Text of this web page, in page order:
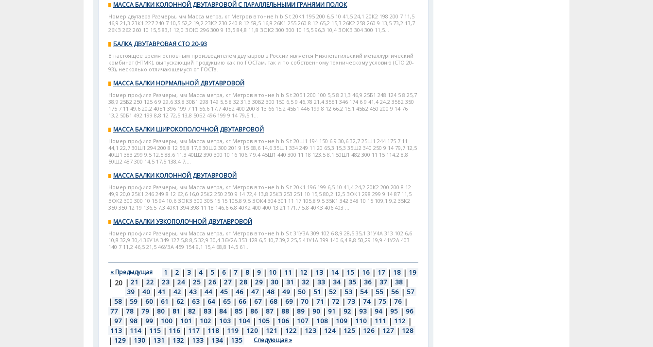
МАССА БАЛКИ КОЛОННОЙ ДВУТАВРОВОЙ С ПАРАЛЛЕЛЬНЫМИ ГРАНЯМИ ПОЛОК
Номер двутавра Размеры, мм Масса метра, кг Метров в тонне h b S t 20К1 195 200 6,5 10 41,5 24,1 20К2 198 200 7 11,5
46,9 21,3 23К1 227 240 7 10,5 52,2 19,2 23К2 230 240 8 12 59,5 16,8 26К1 255 260 8 12 65,2 15,3 26К2 258 260 9 13,5 73,2 13,7
26КЗ 262 260 10 15,5 83,1 12,0 ЗОЮ 296 300 9 13,5 84,8 11,8 ЗОК2 300 300 10 15,5 96,3 10,4 ЗОКЗ 304 300 11,5...
БАЛКА ДВУТАВРОВАЯ СТО 20-93
В настоящее время основным производителем двутавров в России является Нижнетагильский металлургический
комбинат (НТМК), выпускающий продукцию как по ГОСТам, так и по собственному техническому условию (СТО 20-
93), несколько отличающемуся от ГОСТа.
МАССА БАЛКИ НОРМАЛЬНОЙ ДВУТАВРОВОЙ
Номер профиля Размеры, мм Масса метра, кг Метров в тонне h b S t 20Б1 200 100 5,5 8 21,3 46,9 25Б1 248 124 5 8 25,7
38,9 25Б2 250 125 6 9 29,6 33,8 30Б1 298 149 5,5 8 32 31,3 30Б2 300 150 6,5 9 46,78 21,4 35Б1 346 174 6 9 41,4 24,2 35Б2 350
175 7 11 49,6 20,2 40Б1 396 199 7 11 56,6 17,7 40Б2 400 200 8 13 66 15,2 45Б1 446 199 8 12 66,2 15,1 45Б2 450 200 9 14 76
13,2 50Б1 492 199 8,8 12 72,5 13,8 50Б2 496 199 9 14 79,5 1...
МАССА БАЛКИ ШИРОКОПОЛОЧНОЙ ДВУТАВРОВОЙ
Номер профиля Размеры, мм Масса метра, кг Метров в тонне h b S t 20Ш1 194 150 6 9 30,6 32,7 25Ш1 244 175 7 11
44,1 22,7 30Ш1 294 200 8 12 56,8 17,6 30Ш2 300 201 9 15 68,6 14,6 35Ш1 334 249 11 20 65,3 15,3 35Ш2 340 250 9 14 79,7 12,5
40Ш1 383 299 9,5 12,5 88,6 11,3 40Ш2 390 300 10 16 106,7 9,4 45Ш1 440 300 11 18 123,5 8,1 50Ш1 482 300 11 15 114,2 8,8
50Ш2 487 300 14,5 17,5 138,4 7,...
МАССА БАЛКИ КОЛОННОЙ ДВУТАВРОВОЙ
Номер профиля Размеры, мм Масса метра, кг Метров в тонне h b S t 20К1 196 199 6,5 10 41,4 24,2 20К2 200 200 8 12
49,9 20,0 25К1 246 249 8 12 62,6 16,0 25К2 250 250 9 14 72,4 13,8 25КЗ 253 251 10 15,5 80,2 12,5 ЗОК1 298 299 9 14 87 11,5
ЗОК2 300 300 10 15 94 10,6 ЗОКЗ 300 305 15 15 105,8 9,5 ЗОК4 304 301 11 17 105,8 9.5 35К1 342 348 10 15 109,1 9,2 35К2
350 350 12 19 136,5 7,3 40К1 394 398 11 18 146,6 6,8 40К2 400 400 13 21 171,7 5,8 40КЗ 406 403 ...
МАССА БАЛКИ УЗКОПОЛОЧНОЙ ДВУТАВРОВОЙ
Номер профиля Размеры, мм Масса метра, кг Метров в тонне h b S t 31У3А 309 102 6 8,9 28,5 35,1 31У4А 313 102 6,6
10,8 32,9 30,4 36У1А 349 127 5,8 8,5 32,9 30,4 36У2А 353 128 6,5 10,7 39,2 25,5 41У1А 399 140 6,4 8,8 50,29 19,9 41У2А 403
140 7 11,2 46,5 21,5 46УЗА 459 154 9,1 15,4 68,8 14,5 61...
« Предыдущая 1 | 2 | 3 | 4 | 5 | 6 | 7 | 8 | 9 | 10 | 11 | 12 | 13 | 14 | 15 | 16 | 17 | 18 | 19
| 20 | 21 | 22 | 23 | 24 | 25 | 26 | 27 | 28 | 29 | 30 | 31 | 32 | 33 | 34 | 35 | 36 | 37 | 38 |
39 | 40 | 41 | 42 | 43 | 44 | 45 | 46 | 47 | 48 | 49 | 50 | 51 | 52 | 53 | 54 | 55 | 56 | 57
| 58 | 59 | 60 | 61 | 62 | 63 | 64 | 65 | 66 | 67 | 68 | 69 | 70 | 71 | 72 | 73 | 74 | 75 | 76 |
77 | 78 | 79 | 80 | 81 | 82 | 83 | 84 | 85 | 86 | 87 | 88 | 89 | 90 | 91 | 92 | 93 | 94 | 95 | 96
| 97 | 98 | 99 | 100 | 101 | 102 | 103 | 104 | 105 | 106 | 107 | 108 | 109 | 110 | 111 | 112 |
113 | 114 | 115 | 116 | 117 | 118 | 119 | 120 | 121 | 122 | 123 | 124 | 125 | 126 | 127 | 128
| 129 | 130 | 131 | 132 | 133 | 134 | 135 Следующая »